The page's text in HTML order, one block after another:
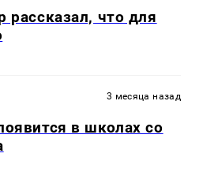
рассказал, что для
3 месяца назад
в школах со